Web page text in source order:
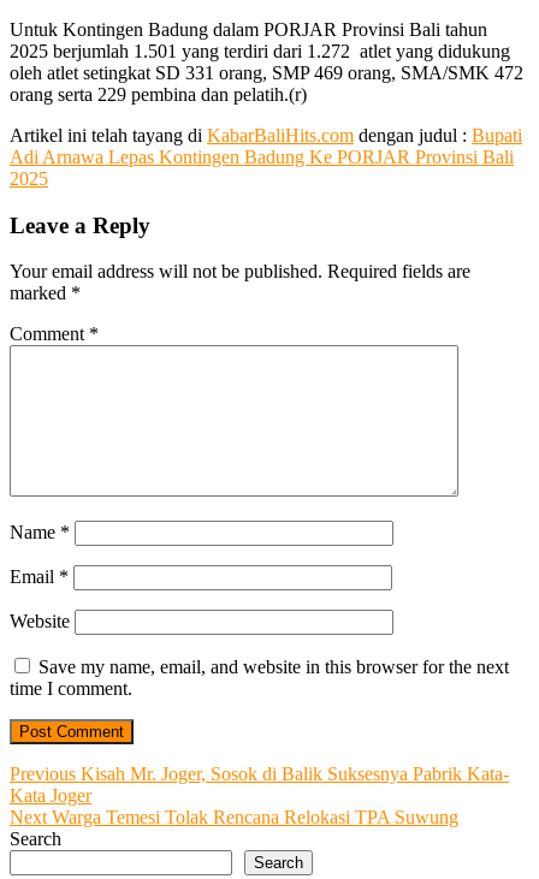
Untuk Kontingen Badung dalam PORJAR Provinsi Bali tahun
2025 berjumlah 1.501 yang terdiri dari 1.272 atlet yang didukung
oleh atlet setingkat SD 331 orang, SMP 469 orang, SMA/SMK 472
orang serta 229 pembina dan pelatih.(r)
Artikel ini telah tayang di KabarBaliHits.com dengan judul : Bupati
Adi Arnawa Lepas Kontingen Badung Ke PORJAR Provinsi Bali
2025
Leave a Reply
Your email address will not be published. Required fields are
marked *
Comment *
Name *
Email *
Website
Save my name, email, and website in this browser for the next
time I comment.
Post
navigation
Previous Previous
post:
Kisah Mr. Joger, Sosok di Balik Suksesnya Pabrik Kata-
Kata Joger
Next Next
post:
Warga Temesi Tolak Rencana Relokasi TPA Suwung
Search
Search